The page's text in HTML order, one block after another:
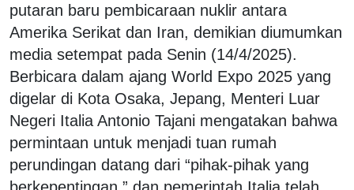
putaran baru pembicaraan nuklir antara
Amerika Serikat dan Iran, demikian diumumkan
media setempat pada Senin (14/4/2025).
Berbicara dalam ajang World Expo 2025 yang
digelar di Kota Osaka, Jepang, Menteri Luar
Negeri Italia Antonio Tajani mengatakan bahwa
permintaan untuk menjadi tuan rumah
perundingan datang dari “pihak-pihak yang